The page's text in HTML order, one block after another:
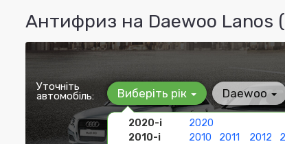
Антифриз на Daewoo Lanos
Уточніть
автомобіль: Виберіть рік
2020-і
2020
2010-і
2010 2011 2012
Daewoo